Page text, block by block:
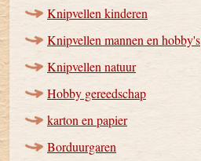
Knipvellen kinderen
Knipvellen mannen en hobby's
Knipvellen natuur
Hobby gereedschap
karton en papier
Borduurgaren